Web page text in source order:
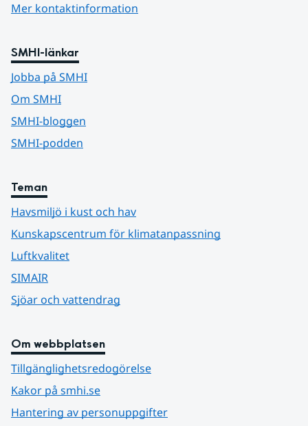
Mer kontaktinformation
SMHI-länkar
Jobba på SMHI
Om SMHI
SMHI-bloggen
SMHI-podden
Teman
Havsmiljö i kust och hav
Kunskapscentrum för klimatanpassning
Luftkvalitet
SIMAIR
Sjöar och vattendrag
Om webbplatsen
Tillgänglighetsredogörelse
Kakor på smhi.se
Hantering av personuppgifter